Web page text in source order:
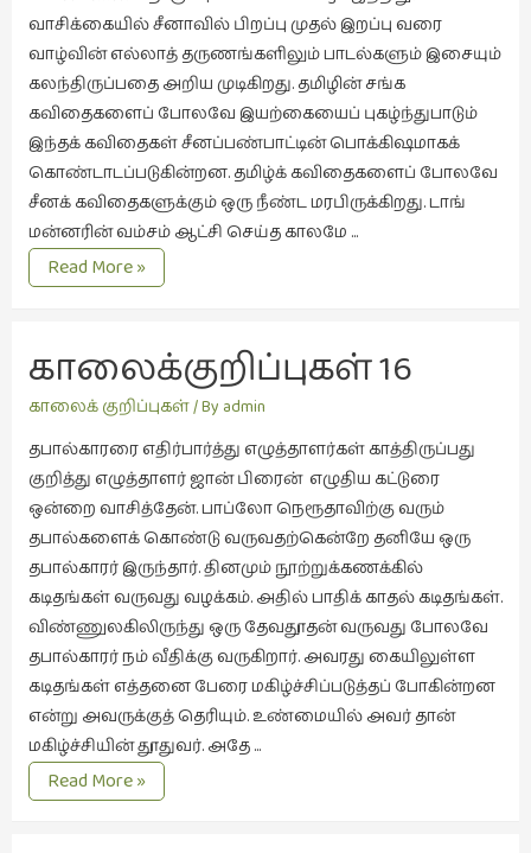
சிறிய
உண்மைகள்
சிறுகதை
(138)
சினிமா
சுழலும்
பார்வைகள்
தனிமை
கொண்டவர்கள்
திரை
எழுத்து
நாடகம்
நாவல்கள்
நாவல்கள்
(40)
நினைவுகுறிப்பு
வாசிக்கையில் சீனாவில் பிறப்பு முதல் இறப்பு வரை
வாழ்வின் எல்லாத் தருணங்களிலும் பாடல்களும் இசையும்
கலந்திருப்பதை அறிய முடிகிறது. தமிழின் சங்க
கவிதைகளைப் போலவே இயற்கையைப் புகழ்ந்துபாடும்
இந்தக் கவிதைகள் சீனப்பண்பாட்டின் பொக்கிஷமாகக்
கொண்டாடப்படுகின்றன. தமிழ்க் கவிதைகளைப் போலவே
சீனக் கவிதைகளுக்கும் ஒரு நீண்ட மரபிருக்கிறது. டாங்
மன்னரின் வம்சம் ஆட்சி செய்த காலமே …
காலைக்குறிப்புகள்
-17
Read More »
காலைக்குறிப்புகள் 16
மகிழ்ச்சியின் தூதுவன்
காலைக் குறிப்புகள்/ By admin
தபால்காரரை எதிர்பார்த்து எழுத்தாளர்கள் காத்திருப்பது
குறித்து எழுத்தாளர் ஜான் பிரைன் எழுதிய கட்டுரை
ஒன்றை வாசித்தேன். பாப்லோ நெரூதாவிற்கு வரும்
தபால்களைக் கொண்டு வருவதற்கென்றே தனியே ஒரு
தபால்காரர் இருந்தார். தினமும் நூற்றுக்கணக்கில்
கடிதங்கள் வருவது வழக்கம். அதில் பாதிக் காதல் கடிதங்கள்.
விண்ணுலகிலிருந்து ஒரு தேவதூதன் வருவது போலவே
தபால்காரர் நம் வீதிக்கு வருகிறார். அவரது கையிலுள்ள
கடிதங்கள் எத்தனை பேரை மகிழ்ச்சிப்படுத்தப் போகின்றன
என்று அவருக்குத் தெரியும். உண்மையில் அவர் தான்
மகிழ்ச்சியின் தூதுவர். அதே …
காலைக்குறிப்புகள்
16
Read More »